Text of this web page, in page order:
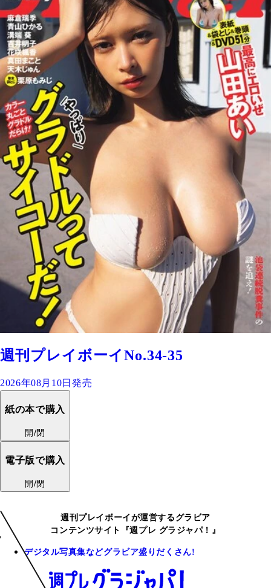
週刊プレイボーイNo.34-35
2026年08月10日発売
紙の本で購入
開/閉
電子版で購入
開/閉
週刊プレイボーイが運営するグラビア
コンテンツサイト『週プレ グラジャパ！』
デジタル写真集などグラビア盛りだくさん!